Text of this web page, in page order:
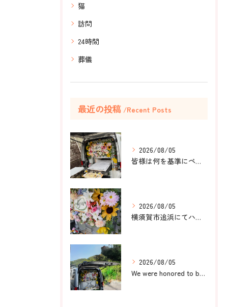
猫
訪問
24時間
葬儀
最近の投稿 Recent Posts
2026/08/05
皆様は何を基準にペット葬儀社を選びますか？
2026/08/05
横須賀市追浜にてハムスターのみかんちゃんのペット火葬のお手伝...
2026/08/05
We were honored to be by your ...